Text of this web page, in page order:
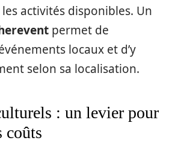
activités disponibles. Un
permet de
locaux et d’y
selon sa localisation.
: un levier pour
coûts